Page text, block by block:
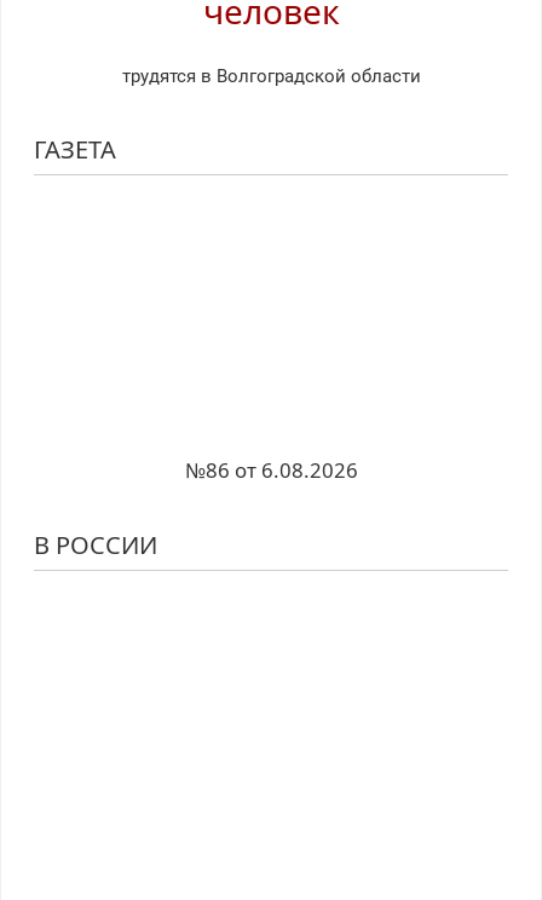
человек
трудятся в Волгоградской области
ГАЗЕТА
№86 от 6.08.2026
В РОССИИ